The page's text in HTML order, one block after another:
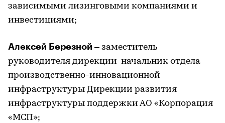
зависимыми лизинговыми компаниями и
инвестициями;
Алексей Березной – заместитель
руководителя дирекции-начальник отдела
производственно-инновационной
инфраструктуры Дирекции развития
инфраструктуры поддержки АО «Корпорация
«МСП»;